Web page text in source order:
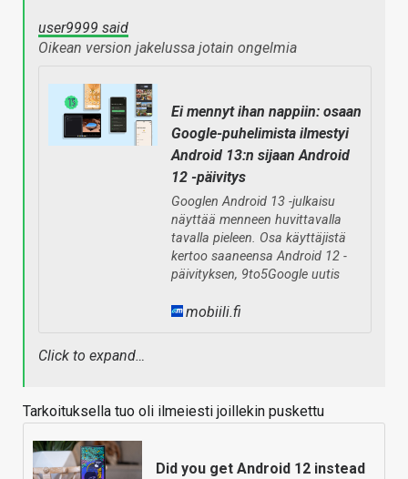
user9999 said
Oikean version jakelussa jotain ongelmia
Ei mennyt ihan nappiin: osaan
Google-puhelimista ilmestyi
Android 13:n sijaan Android
12 -päivitys
Googlen Android 13 -julkaisu
näyttää menneen huvittavalla
tavalla pieleen. Osa käyttäjistä
kertoo saaneensa Android 12 -
päivityksen, 9to5Google uutis
mobiili.fi
Click to expand…
Tarkoituksella tuo oli ilmeiesti joillekin puskettu
Did you get Android 12 instead